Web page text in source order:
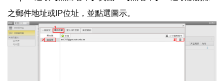
之郵件地址或IP位址，並點選圖示。